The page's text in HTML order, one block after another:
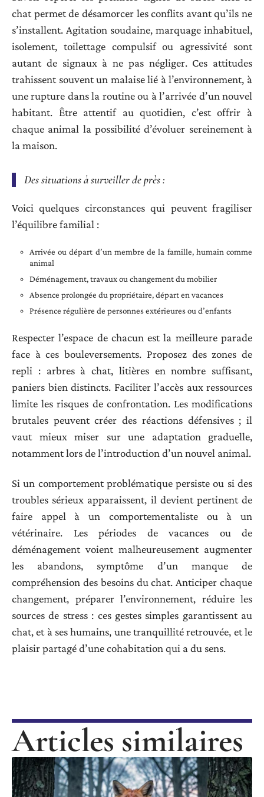
chat permet de désamorcer les conflits avant qu’ils ne
s’installent. Agitation soudaine, marquage inhabituel,
isolement, toilettage compulsif ou agressivité sont
autant de signaux à ne pas négliger. Ces attitudes
trahissent souvent un malaise lié à l’environnement, à
une rupture dans la routine ou à l’arrivée d’un nouvel
habitant. Être attentif au quotidien, c’est offrir à
chaque animal la possibilité d’évoluer sereinement à
la maison.
Des situations à surveiller de près :
Voici quelques circonstances qui peuvent fragiliser
l’équilibre familial :
Arrivée ou départ d’un membre de la famille, humain comme
animal
Déménagement, travaux ou changement du mobilier
Absence prolongée du propriétaire, départ en vacances
Présence régulière de personnes extérieures ou d’enfants
Respecter l’espace de chacun est la meilleure parade
face à ces bouleversements. Proposez des zones de
repli : arbres à chat, litières en nombre suffisant,
paniers bien distincts. Faciliter l’accès aux ressources
limite les risques de confrontation. Les modifications
brutales peuvent créer des réactions défensives ; il
vaut mieux miser sur une adaptation graduelle,
notamment lors de l’introduction d’un nouvel animal.
Si un comportement problématique persiste ou si des
troubles sérieux apparaissent, il devient pertinent de
faire appel à un comportementaliste ou à un
vétérinaire. Les périodes de vacances ou de
déménagement voient malheureusement augmenter
les abandons, symptôme d’un manque de
compréhension des besoins du chat. Anticiper chaque
changement, préparer l’environnement, réduire les
sources de stress : ces gestes simples garantissent au
chat, et à ses humains, une tranquillité retrouvée, et le
plaisir partagé d’une cohabitation qui a du sens.
Articles similaires